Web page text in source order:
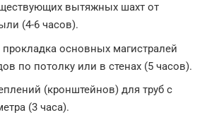
вытяжных шахт от
(4-6 часов).
прокладка основных магистралей
по потолку или в стенах (5 часов).
(кронштейнов) для труб с
(3 часа).